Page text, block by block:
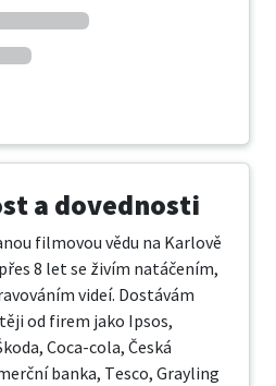
a dovednosti
filmovou vědu na Karlově
8 let se živím natáčením,
videí. Dostávám
od firem jako Ipsos,
Coca-cola, Česká
banka, Tesco, Grayling